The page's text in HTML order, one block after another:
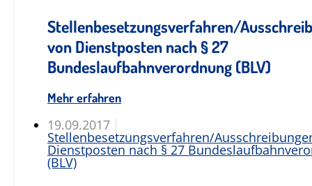
Stellenbesetzungsverfahren/
von Dienstposten nach § 27
Bundeslaufbahnverordnung (BLV)
Mehr erfahren
19.09.2017
Stellenbesetzungsverfahren/
Dienstposten nach § 27
(BLV)